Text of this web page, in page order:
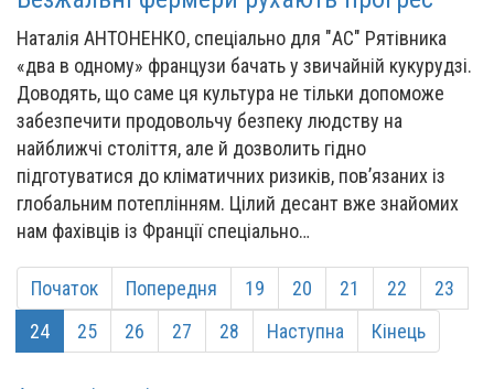
Наталія АНТОНЕНКО, спеціально для "АС" Рятівника
«два в одному» французи бачать у звичайній кукурудзі.
Доводять, що саме ця культура не тільки допоможе
забезпечити продовольчу безпеку людству на
найближчі століття, але й дозволить гідно
підготуватися до кліматичних ризиків, пов’язаних із
глобальним потеплінням. Цілий десант вже знайомих
нам фахівців із Франції спеціально…
Початок Попередня 19 20 21 22
23
24
25 26 27 28 Наступна Кінець